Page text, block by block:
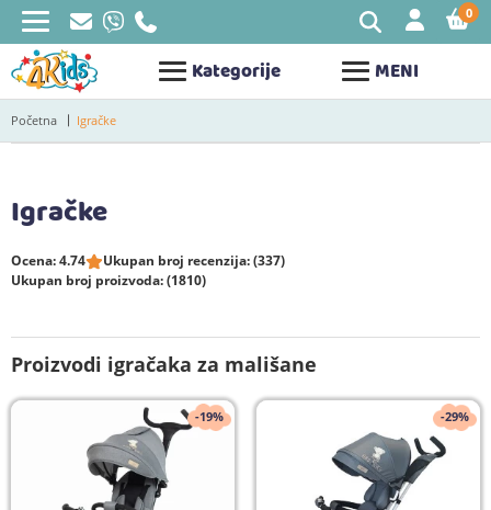
Kategorije MENI
0
Početna Igračke
Igračke
Ocena: 4.74
Ukupan broj recenzija: (337)
Ukupan broj proizvoda: (1810)
Proizvodi igračaka za mališane
-19% -29%